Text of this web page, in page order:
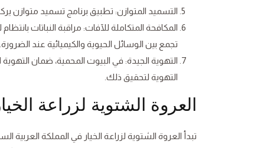
التسميد المتوازن: تطبيق برنامج تسميد متوازن
المكافحة المتكاملة للآفات: مراقبة النباتات
تجمع بين الوسائل الحيوية والكيميائية عند الضرورة.
التهوية الجيدة: في البيوت المحمية، ضمان
التهوية لتحقيق ذلك.
العروة الشتوية لزراعة
تبدأ العروة الشتوية لزراعة الخيار في المملكة